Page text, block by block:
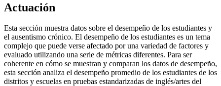
Actuación
Esta sección muestra datos sobre el desempeño de los estudiantes y
el ausentismo crónico. El desempeño de los estudiantes es un tema
complejo que puede verse afectado por una variedad de factores y
evaluado utilizando una serie de métricas diferentes. Para ser
coherente en cómo se muestran y comparan los datos de desempeño,
esta sección analiza el desempeño promedio de los estudiantes de los
distritos y escuelas en pruebas estandarizadas de inglés/artes del